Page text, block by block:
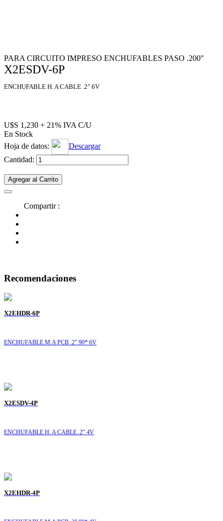
PARA CIRCUITO IMPRESO ENCHUFABLES PASO .200"
X2ESDV-6P
ENCHUFABLE H. A CABLE .2" 6V
U$S 1,230 + 21% IVA C/U
En Stock
Hoja de datos:
Descargar
Cantidad:
Agregar al Carrito
Compartir :
Recomendaciones
X2EHDR-6P
ENCHUFABLE M.A PCB .2" 90* 6V
X2ESDV-4P
ENCHUFABLE H. A CABLE .2" 4V
X2EHDR-4P